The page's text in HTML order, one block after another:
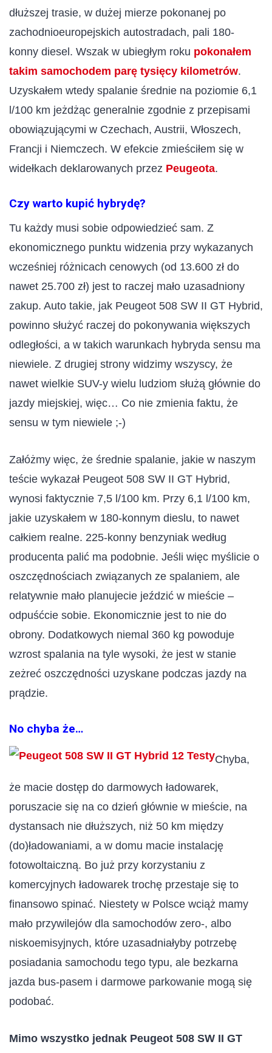
dłuższej trasie, w dużej mierze pokonanej po
zachodnioeuropejskich autostradach, pali 180-
konny diesel. Wszak w ubiegłym roku pokonałem
takim samochodem parę tysięcy kilometrów.
Uzyskałem wtedy spalanie średnie na poziomie 6,1
l/100 km jeżdżąc generalnie zgodnie z przepisami
obowiązującymi w Czechach, Austrii, Włoszech,
Francji i Niemczech. W efekcie zmieściłem się w
widełkach deklarowanych przez Peugeota.
Czy warto kupić hybrydę?
Tu każdy musi sobie odpowiedzieć sam. Z
ekonomicznego punktu widzenia przy wykazanych
wcześniej różnicach cenowych (od 13.600 zł do
nawet 25.700 zł) jest to raczej mało uzasadniony
zakup. Auto takie, jak Peugeot 508 SW II GT Hybrid,
powinno służyć raczej do pokonywania większych
odległości, a w takich warunkach hybryda sensu ma
niewiele. Z drugiej strony widzimy wszyscy, że
nawet wielkie SUV-y wielu ludziom służą głównie do
jazdy miejskiej, więc… Co nie zmienia faktu, że
sensu w tym niewiele ;-)
Załóżmy więc, że średnie spalanie, jakie w naszym
teście wykazał Peugeot 508 SW II GT Hybrid,
wynosi faktycznie 7,5 l/100 km. Przy 6,1 l/100 km,
jakie uzyskałem w 180-konnym dieslu, to nawet
całkiem realne. 225-konny benzyniak według
producenta palić ma podobnie. Jeśli więc myślicie o
oszczędnościach związanych ze spalaniem, ale
relatywnie mało planujecie jeździć w mieście –
odpuśćcie sobie. Ekonomicznie jest to nie do
obrony. Dodatkowych niemal 360 kg powoduje
wzrost spalania na tyle wysoki, że jest w stanie
zeżreć oszczędności uzyskane podczas jazdy na
prądzie.
No chyba że…
Chyba,
że macie dostęp do darmowych ładowarek,
poruszacie się na co dzień głównie w mieście, na
dystansach nie dłuższych, niż 50 km między
(do)ładowaniami, a w domu macie instalację
fotowoltaiczną. Bo już przy korzystaniu z
komercyjnych ładowarek trochę przestaje się to
finansowo spinać. Niestety w Polsce wciąż mamy
mało przywilejów dla samochodów zero-, albo
niskoemisyjnych, które uzasadniałyby potrzebę
posiadania samochodu tego typu, ale bezkarna
jazda bus-pasem i darmowe parkowanie mogą się
podobać.
Mimo wszystko jednak Peugeot 508 SW II GT